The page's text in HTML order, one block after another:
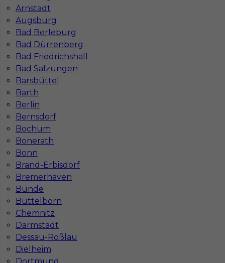
Arnstadt
Augsburg
Bad Berleburg
Bad Dürrenberg
Bad Friedrichshall
Bad Salzungen
Barsbüttel
Barth
Berlin
Bernsdorf
Bochum
Bonerath
Bonn
Brand-Erbisdorf
Bremerhaven
Bünde
Büttelborn
Chemnitz
Darmstadt
Dessau-Roßlau
Dielheim
Murarz praca Niemcy
Kategoria Prace budowlane
Lokalizacja
Sugenheim
Wymagane języki
Stawka 14 - 16 € / h
1
Znaleziono 2 wyników